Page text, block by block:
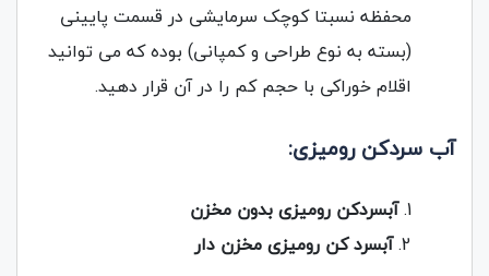
محفظه نسبتا کوچک سرمایشی در قسمت پایینی
(بسته به نوع طراحی و کمپانی) بوده که می توانید
اقلام خوراکی با حجم کم را در آن قرار دهید.
آب سردکن رومیزی:
آبسردکن رومیزی بدون مخزن
آبسرد کن رومیزی مخزن دار